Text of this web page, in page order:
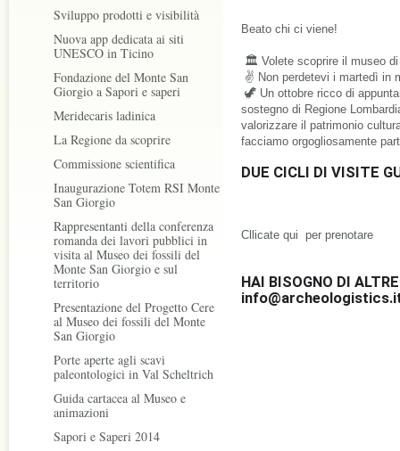
Sviluppo prodotti e visibilità
Nuova app dedicata ai siti
UNESCO in Ticino
Fondazione del Monte San
Giorgio a Sapori e saperi
Meridecaris ladinica
La Regione da scoprire
Commissione scientifica
Inaugurazione Totem RSI Monte
San Giorgio
Rappresentanti della conferenza
romanda dei lavori pubblici in
visita al Museo dei fossili del
Monte San Giorgio e sul
territorio
Presentazione del Progetto Cere
al Museo dei fossili del Monte
San Giorgio
Porte aperte agli scavi
paleontologici in Val Scheltrich
Guida cartacea al Museo e
animazioni
Sapori e Saperi 2014
Beato chi ci viene!
🏛 Volete scoprire il museo
✌️ Non perdetevi i martedì in
sostegno di Regione
valorizzare il patrimonio
facciamo orgogliosamente
DUE CICLI DI VISITE
Cllicate qui  per prenotare
HAI BISOGNO DI